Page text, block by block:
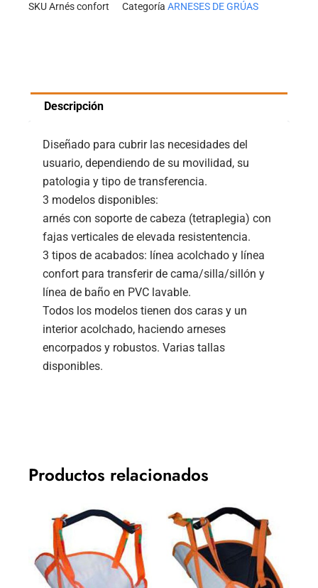
SKUArnés confort Categoría ARNESES DE GRÚAS
Descripción
Diseñado para cubrir las necesidades del
usuario, dependiendo de su movilidad, su
patologia y tipo de transferencia.
3 modelos disponibles:
arnés con soporte de cabeza (tetraplegia) con
fajas verticales de elevada resistentencia.
3 tipos de acabados: línea acolchado y línea
confort para transferir de cama/silla/sillón y
línea de baño en PVC lavable.
Todos los modelos tienen dos caras y un
interior acolchado, haciendo arneses
encorpados y robustos. Varias tallas
disponibles.
Productos relacionados